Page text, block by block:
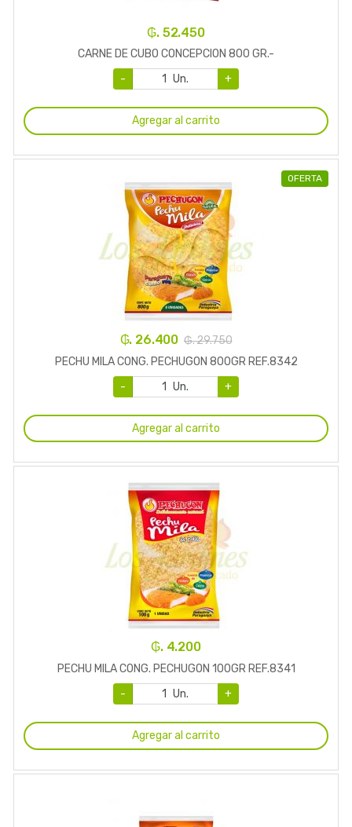
₲. 52.450
CARNE DE CUBO CONCEPCION 800 GR.-
-
Un. +
Agregar al carrito
OFERTA
₲. 26.400 ₲. 29.750
PECHU MILA CONG. PECHUGON 800GR REF.8342
-
Un. +
Agregar al carrito
₲. 4.200
PECHU MILA CONG. PECHUGON 100GR REF.8341
-
Un. +
Agregar al carrito